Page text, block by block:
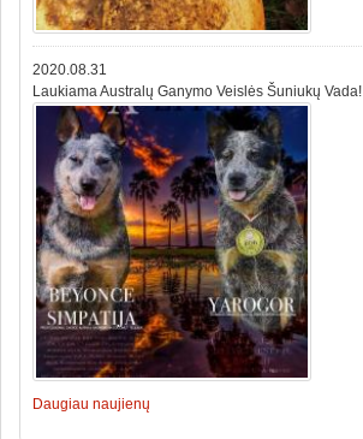
2020.08.31
Laukiama Australų Ganymo Veislės Šuniukų Vada!
Daugiau naujienų